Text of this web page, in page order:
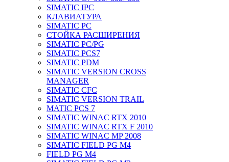
SIMATIC IPC
КЛАВИАТУРА
SIMATIC PC
СТОЙКА РАСШИРЕНИЯ
SIMATIC PC/PG
SIMATIC PCS7
SIMATIC PDM
SIMATIC VERSION CROSS
MANAGER
SIMATIC CFC
SIMATIC VERSION TRAIL
MATIC PCS 7
SIMATIC WINAC RTX 2010
SIMATIC WINAC RTX F 2010
SIMATIC WINAC MP 2008
SIMATIC FIELD PG M4
FIELD PG M4